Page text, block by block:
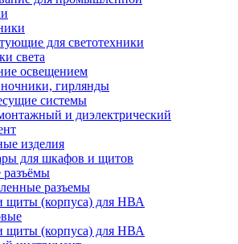
для светотехники
света
освещением
гирлянды
системы
и диэлектрический
изделия
для шкафов и щитов
разъемы
(корпуса) для НВА
(корпуса) для НВА